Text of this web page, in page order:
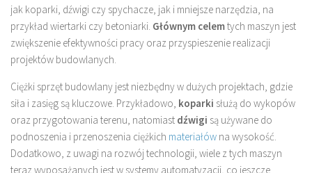
jak koparki, dźwigi czy spychacze, jak i mniejsze narzędzia, na
przykład wiertarki czy betoniarki. Głównym celemtych maszyn jest
zwiększenie efektywności pracy oraz przyspieszenie realizacji
projektów budowlanych.
Ciężki sprzęt budowlany jest niezbędny w dużych projektach, gdzie
siła i zasięg są kluczowe. Przykładowo, koparki służą do wykopów
oraz przygotowania terenu, natomiast dźwigi są używane do
podnoszenia i przenoszenia ciężkich materiałów na wysokość.
Dodatkowo, z uwagi na rozwój technologii, wiele z tych maszyn
teraz wyposażanych jest w systemy automatyzacji, co jeszcze